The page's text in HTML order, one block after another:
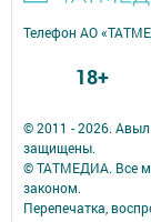
© 2011 - 2026.
защищены.
© ТАТМЕДИА. Все
законом.
Перепечатка,
Телефон АО
18+